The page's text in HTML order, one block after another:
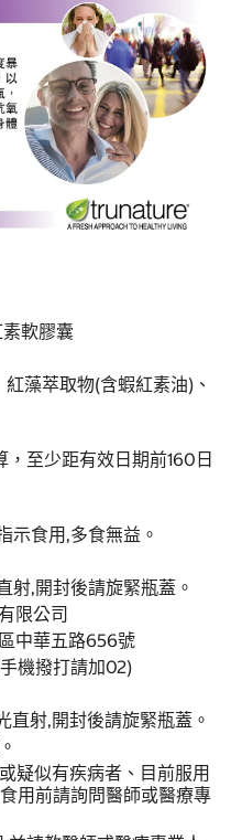
軟膠囊
藻萃取物(含蝦紅素油)、
至少距有效日期前160日
示食用,多食無益。
射,開封後請旋緊瓶蓋。
限公司
中華五路656號
機撥打請加02)
直射,開封後請旋緊瓶蓋。
疑似有疾病者、目前服用
用前請詢問醫師或醫療專